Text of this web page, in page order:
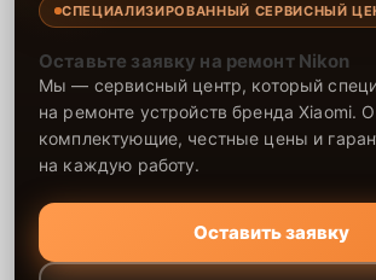
СПЕЦИАЛИЗИРОВАННЫЙ СЕРВИСНЫЙ
Оставьте заявку на ремонт Nikon
Мы — сервисный центр, который
на ремонте устройств бренда Xiaomi.
комплектующие, честные цены и
на каждую работу.
Оставить заявку